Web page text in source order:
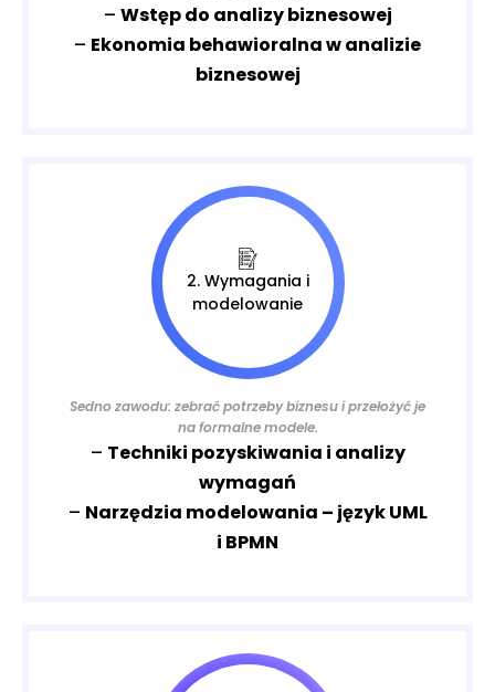
– Wstęp do analizy biznesowej
– Ekonomia behawioralna w analizie
biznesowej
2. Wymagania i
modelowanie
Sedno zawodu: zebrać potrzeby biznesu i przełożyć je
na formalne modele.
– Techniki pozyskiwania i analizy
wymagań
– Narzędzia modelowania – język UML
i BPMN